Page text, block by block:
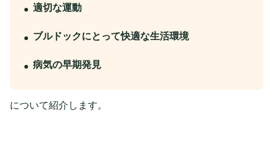
適切な運動
ブルドックにとって快適な生活環境
病気の早期発見
について紹介します。